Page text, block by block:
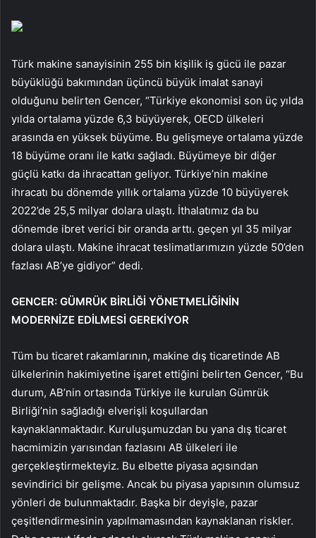
Türk makine sanayisinin 255 bin kişilik iş gücü ile pazar
büyüklüğü bakımından üçüncü büyük imalat sanayi
olduğunu belirten Gencer, “Türkiye ekonomisi son üç yılda
yılda ortalama yüzde 6,3 büyüyerek, OECD ülkeleri
arasında en yüksek büyüme. Bu gelişmeye ortalama yüzde
18 büyüme oranı ile katkı sağladı. Büyümeye bir diğer
güçlü katkı da ihracattan geliyor. Türkiye’nin makine
ihracatı bu dönemde yıllık ortalama yüzde 10 büyüyerek
2022’de 25,5 milyar dolara ulaştı. İthalatımız da bu
dönemde ibret verici bir oranda arttı. geçen yıl 35 milyar
dolara ulaştı. Makine ihracat teslimatlarımızın yüzde 50’den
fazlası AB’ye gidiyor” dedi.
GENCER: GÜMRÜK BİRLİĞİ YÖNETMELİĞİNİN
MODERNİZE EDİLMESİ GEREKİYOR
Tüm bu ticaret rakamlarının, makine dış ticaretinde AB
ülkelerinin hakimiyetine işaret ettiğini belirten Gencer, “Bu
durum, AB’nin ortasında Türkiye ile kurulan Gümrük
Birliği’nin sağladığı elverişli koşullardan
kaynaklanmaktadır. Kuruluşumuzdan bu yana dış ticaret
hacmimizin yarısından fazlasını AB ülkeleri ile
gerçekleştirmekteyiz. Bu elbette piyasa açısından
sevindirici bir gelişme. Ancak bu piyasa yapısının olumsuz
yönleri de bulunmaktadır. Başka bir deyişle, pazar
çeşitlendirmesinin yapılmamasından kaynaklanan riskler.